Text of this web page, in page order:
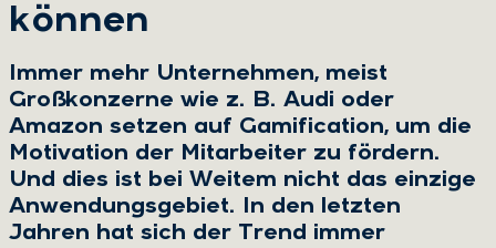
können
Immer mehr Unternehmen, meist
Großkonzerne wie z. B. Audi oder
Amazon setzen auf Gamification, um die
Motivation der Mitarbeiter zu fördern.
Und dies ist bei Weitem nicht das einzige
Anwendungsgebiet. In den letzten
Jahren hat sich der Trend immer